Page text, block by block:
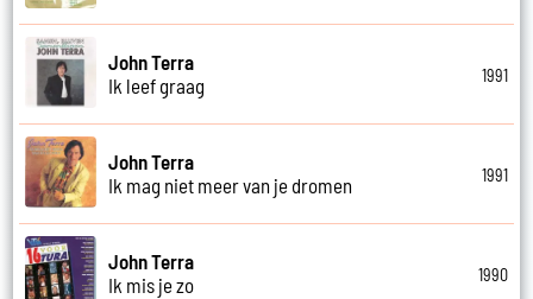
John Terra
Ik leef graag
1991
John Terra
Ik mag niet meer van je dromen
1991
John Terra
Ik mis je zo
1990